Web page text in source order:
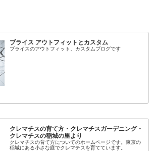
ブライス アウトフィットとカスタム
ブライスのアウトフィット、カスタムブログです
クレマチスの育て方・クレマチスガーデニング・
クレマチスの稲城の里より
クレマチスの育て方についてのホームページです。東京の
稲城にある小さな庭でクレマチスを育てています。